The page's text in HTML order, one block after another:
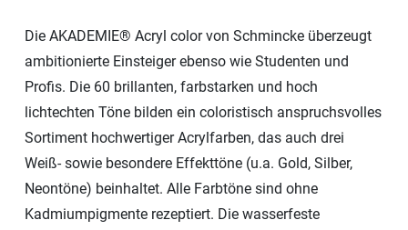
Die AKADEMIE® Acryl color von Schmincke überzeugt
ambitionierte Einsteiger ebenso wie Studenten und
Profis. Die 60 brillanten, farbstarken und hoch
lichtechten Töne bilden ein coloristisch anspruchsvolles
Sortiment hochwertiger Acrylfarben, das auch drei
Weiß- sowie besondere Effekttöne (u.a. Gold, Silber,
Neontöne) beinhaltet. Alle Farbtöne sind ohne
Kadmiumpigmente rezeptiert. Die wasserfeste